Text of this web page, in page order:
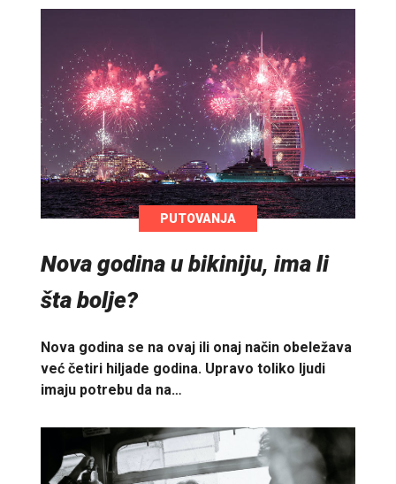
PUTOVANJA
Nova godina u bikiniju, ima li
šta bolje?
Nova godina se na ovaj ili onaj način obeležava
već četiri hiljade godina. Upravo toliko ljudi
imaju potrebu da na…